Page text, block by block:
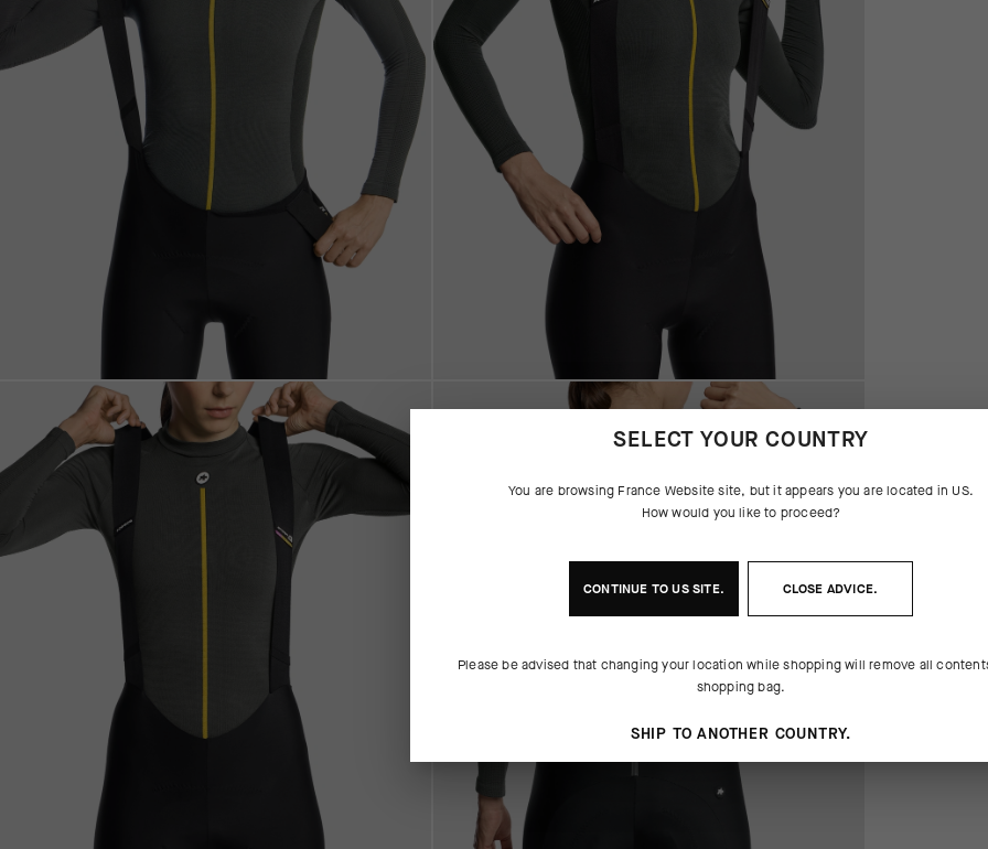
SELECT YOUR COUNTRY
You are browsing France Websitesite, but it appears you are located in US.
How would you like to proceed?
CONTINUE TOUSSITE. CLOSE ADVICE.
Please be advised that changing your location while shopping will remove all
shopping bag.
SHIP TO ANOTHER COUNTRY.